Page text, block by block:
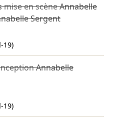
mise en scèneAnnabelle
Sergent
19)
Annabelle
19)